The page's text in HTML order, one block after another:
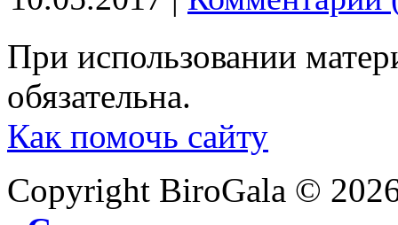
При использовании
обязательна.
Как помочь сайту
Copyright BiroGala ©